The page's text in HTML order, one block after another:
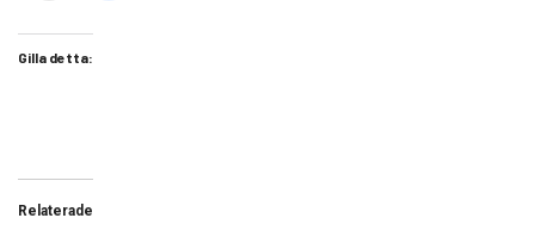
Gilla detta:
Relaterade